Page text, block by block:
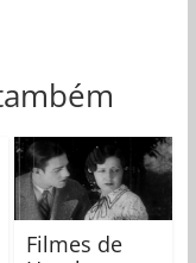
Filmes de